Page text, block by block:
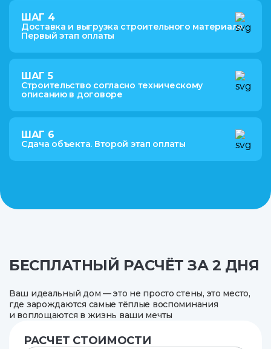
ШАГ 4
Доставка и выгрузка строительного материала.
Первый этап оплаты
ШАГ 5
Строительство согласно техническому
описанию в договоре
ШАГ 6
Сдача объекта. Второй этап оплаты
БЕСПЛАТНЫЙ РАСЧЁТ ЗА 2 ДНЯ
Ваш идеальный дом — это не просто стены, это место,
где зарождаются самые тёплые воспоминания
и воплощаются в жизнь ваши мечты
РАСЧЕТ СТОИМОСТИ